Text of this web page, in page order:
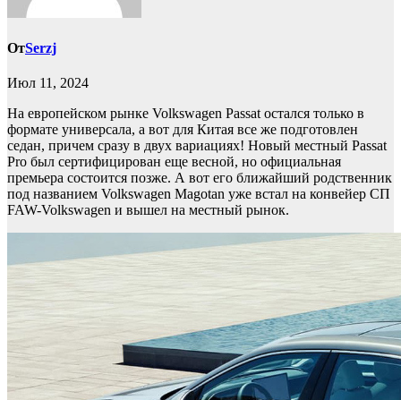
ОтSerzj
Июл 11, 2024
На европейском рынке Volkswagen Passat остался только в
формате универсала, а вот для Китая все же подготовлен
седан, причем сразу в двух вариациях! Новый местный Passat
Pro был сертифицирован еще весной, но официальная
премьера состоится позже. А вот его ближайший родственник
под названием Volkswagen Magotan уже встал на конвейер СП
FAW-Volkswagen и вышел на местный рынок.